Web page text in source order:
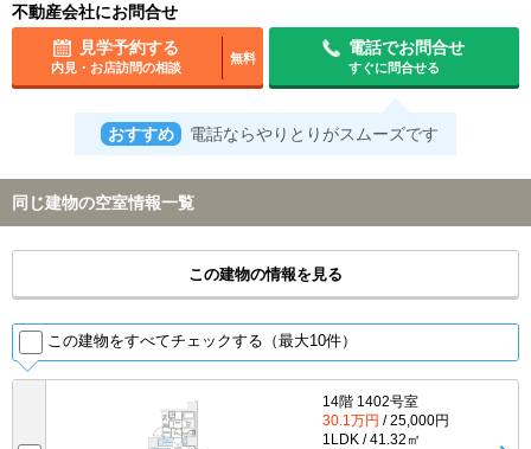
不動産会社にお問合せ
見学予約する
内見・お店訪問の相談
無料
電話でお問合せ
すぐに問合せる
おすすめ 電話ならやりとりがスムーズです
同じ建物の空室情報一覧
この建物の情報を見る
この建物をすべてチェックする（最大10件）
14階 1402号室
30.1万円 / 25,000円
1LDK / 41.32㎡